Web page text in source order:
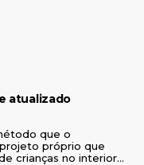
atualizado
que o
próprio que
crianças no interior